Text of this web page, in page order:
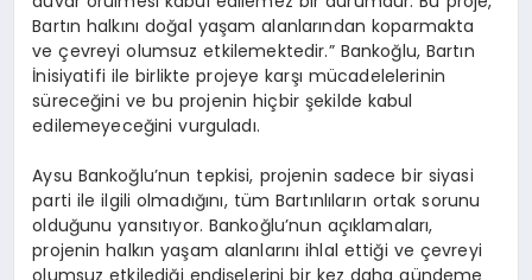
Bartın halkını doğal yaşam alanlarından koparmakta
ve çevreyi olumsuz etkilemektedir.” Bankoğlu, Bartın
İnisiyatifi ile birlikte projeye karşı mücadelelerinin
süreceğini ve bu projenin hiçbir şekilde kabul
edilemeyeceğini vurguladı.
Aysu Bankoğlu’nun tepkisi, projenin sadece bir siyasi
parti ile ilgili olmadığını, tüm Bartınlıların ortak sorunu
olduğunu yansıtıyor. Bankoğlu’nun açıklamaları,
projenin halkın yaşam alanlarını ihlal ettiği ve çevreyi